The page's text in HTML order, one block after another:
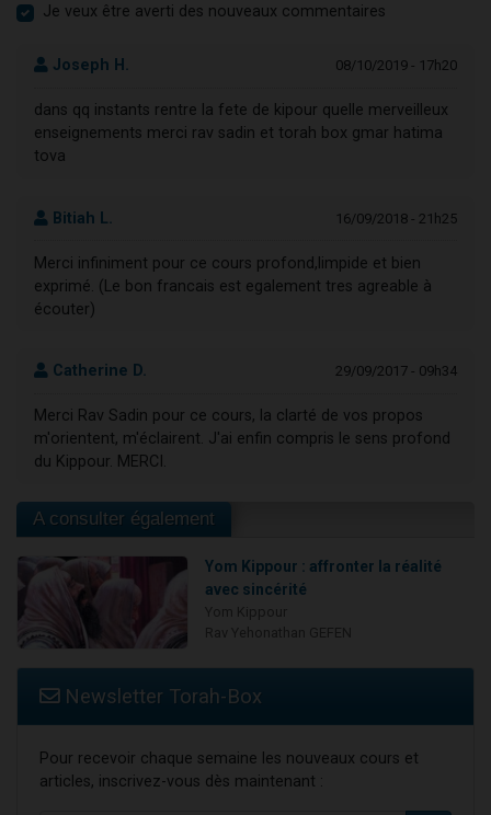
Je veux être averti des nouveaux commentaires
Joseph H. 08/10/2019 - 17h20
dans qq instants rentre la fete de kipour quelle merveilleux
enseignements merci rav sadin et torah box gmar hatima
tova
Bitiah L. 16/09/2018 - 21h25
Merci infiniment pour ce cours profond,limpide et bien
exprimé. (Le bon francais est egalement tres agreable à
écouter)
Catherine D. 29/09/2017 - 09h34
Merci Rav Sadin pour ce cours, la clarté de vos propos
m'orientent, m'éclairent. J'ai enfin compris le sens profond
du Kippour. MERCI.
A consulter également
Yom Kippour : affronter la réalité
avec sincérité
Newsletter Torah-Box
Pour recevoir chaque semaine les nouveaux cours et
articles, inscrivez-vous dès maintenant :